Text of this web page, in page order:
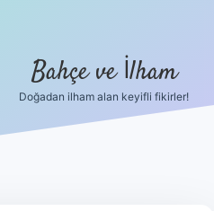
Bahçe ve İlham
Doğadan ilham alan keyifli fikirler!